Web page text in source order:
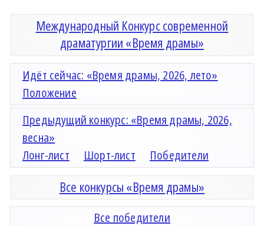
Международный Конкурс современной
драматургии «Время драмы»
Идёт сейчас: «Время драмы, 2026, лето»
Положение
Предыдущий конкурс: «Время драмы, 2026,
весна»
Лонг-лист
Шорт-лист Победители
Все конкурсы «Время драмы»
Все победители